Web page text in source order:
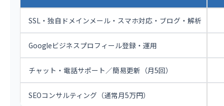
SSL・独自ドメインメール・スマホ対応・ブログ・解析
Googleビジネスプロフィール登録・運用
チャット・電話サポート／簡易更新（月5回）
SEOコンサルティング（通常月5万円）